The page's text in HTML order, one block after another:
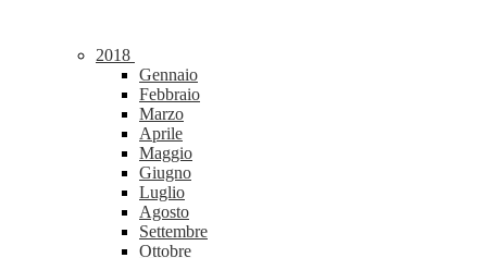
2018
Gennaio
Febbraio
Marzo
Aprile
Maggio
Giugno
Luglio
Agosto
Settembre
Ottobre